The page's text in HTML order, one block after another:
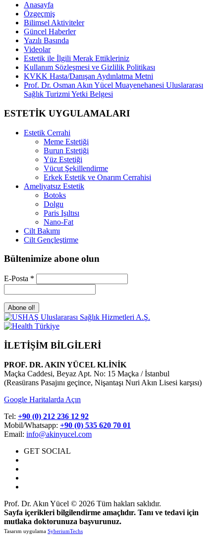
Anasayfa
Özgeçmiş
Bilimsel Aktiviteler
Güncel Haberler
Yazılı Basında
Videolar
Estetik ile İlgili Merak Ettikleriniz
Kullanım Sözleşmesi ve Gizlilik Politikası
KVKK Hasta/Danışan Aydınlatma Metni
Prof. Dr. Osman Akın Yücel Muayenehanesi Uluslararası
Sağlık Turizmi Yetki Belgesi
ESTETİK UYGULAMALARI
Estetik Cerrahi
Meme Estetiği
Burun Estetiği
Yüz Estetiği
Vücut Şekillendirme
Erkek Estetik ve Onarım Cerrahisi
Ameliyatsız Estetik
Botoks
Dolgu
Paris Işıltısı
Nano-Fat
Cilt Bakımı
Cilt Gençleştirme
Bültenimize abone olun
E-Posta *
İLETİŞİM BİLGİLERİ
PROF. DR. AKIN YÜCEL KLİNİK
Maçka Caddesi, Beyaz Apt. No: 15 Maçka / İstanbul
(Reasürans Pasajını geçince, Nişantaşı Nuri Akın Lisesi karşısı)
Google Haritalarda Açın
Tel: +90 (0) 212 236 12 92
Mobil/Whatsapp: +90 (0) 535 620 70 01
Email: info@akinyucel.com
GET SOCIAL
Prof. Dr. Akın Yücel © 2026 Tüm hakları saklıdır.
Sayfa içerikleri bilgilendirme amaçlıdır. Tanı ve tedavi için
mutlaka doktorunuza başvurunuz.
Tasarım uygulama SyberiumTechs